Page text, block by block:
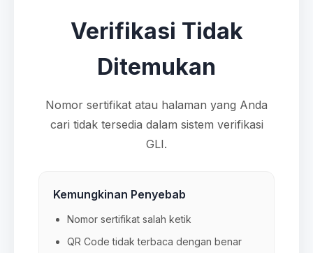
Verifikasi Tidak
Ditemukan
Nomor sertifikat atau halaman yang Anda
cari tidak tersedia dalam sistem verifikasi
GLI.
Kemungkinan Penyebab
Nomor sertifikat salah ketik
QR Code tidak terbaca dengan benar